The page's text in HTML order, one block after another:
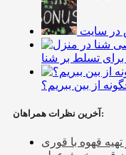
تسلط بر شنا
از بین ببریم؟
آخرین نظرات همراهان:
قهوه با قوری